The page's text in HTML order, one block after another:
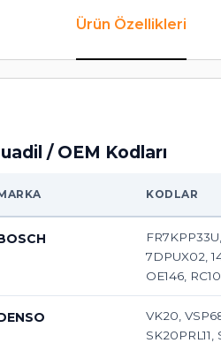
Ürün Özellikleri
/ OEM Kodları
KODLAR
7DPUX02,
OE146,
VK20,
SK20PRL11,